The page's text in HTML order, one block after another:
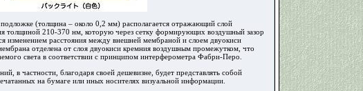
(толщина – около 0,2 мм) располагается отражающий слой
толщиной 210-370 нм, которую через сетку формирующих воздушный зазор
изменением расстояния между внешней мембраной и слоем двуокиси
отделена от слоя двуокиси кремния воздушным промежутком, что
света в соответствии с принципом интерферометра Фабри-Перо.
в частности, благодаря своей дешевизне, будет представлять собой
на бумаге или иных носителях визуальной информации.